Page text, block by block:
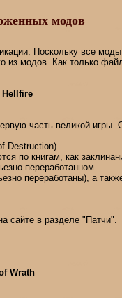
модов
Поскольку все
из модов. Как только
Hellfire
часть великой игры.
Destruction)
по книгам, как
переработанном.
переработаны), а
сайте в разделе "Патчи".
Wrath